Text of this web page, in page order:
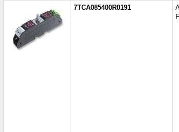
7TCA085400R0191